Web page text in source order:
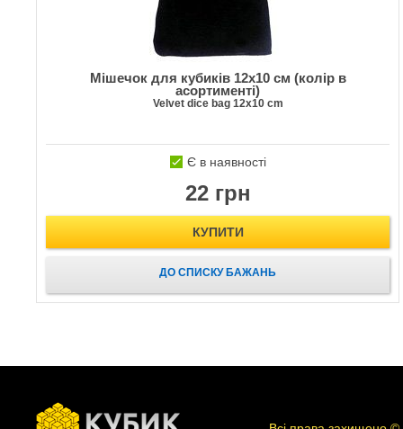
Мішечок для кубиків 12х10 см (колір в
асортименті)
Velvet dice bag 12х10 cm
Є в наявності
22 грн
КУПИТИ
ДО СПИСКУ БАЖАНЬ